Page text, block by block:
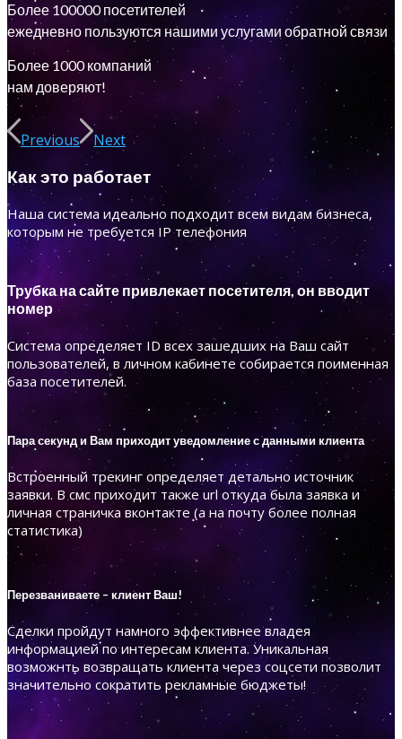
Более 100000 посетителей
ежедневно пользуются нашими услугами обратной связи
Более 1000 компаний
нам доверяют!
Previous
Next
Как это работает
Наша система идеально подходит всем видам бизнеса,
которым не требуется IP телефония
Трубка на сайте привлекает посетителя, он вводит
номер
Система определяет ID всех зашедших на Ваш сайт
пользователей, в личном кабинете собирается поименная
база посетителей.
Пара секунд и Вам приходит уведомление с данными клиента
Встроенный трекинг определяет детально источник
заявки. В смс приходит также url откуда была заявка и
личная страничка вконтакте (а на почту более полная
статистика)
Перезваниваете – клиент Ваш!
Сделки пройдут намного эффективнее владея
информацией по интересам клиента. Уникальная
возможнть возвращать клиента через соцсети позволит
значительно сократить рекламные бюджеты!